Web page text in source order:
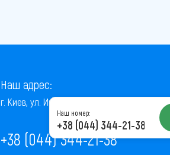
Наш адрес:
г. Киев, ул. Институтская, 22/7, оф. 41
+38 (044) 344-21-38
Наш номер:
+38 (044) 344-21-38